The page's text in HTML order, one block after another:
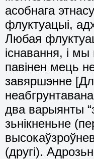
асобнага
флуктуацыі,
Любая
існавання, і
павінен мець
завяршэнне
два варыянты
зьнікненьне
(другі).